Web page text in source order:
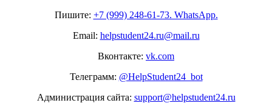
Пишите: +7 (999) 248-61-73. WhatsApp.
Email: helpstudent24.ru@mail.ru
Вконтакте: vk.com
Телеграмм: @HelpStudent24_bot
Администрация сайта: support@helpstudent24.ru